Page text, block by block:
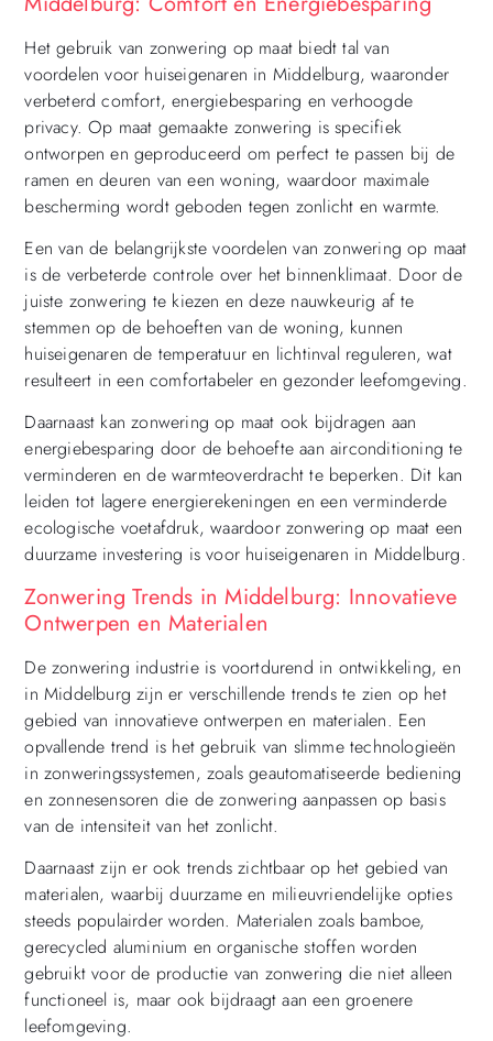
Het gebruik van zonwering op maat biedt tal van
voordelen voor huiseigenaren in Middelburg, waaronder
verbeterd comfort, energiebesparing en verhoogde
privacy. Op maat gemaakte zonwering is specifiek
ontworpen en geproduceerd om perfect te passen bij de
ramen en deuren van een woning, waardoor maximale
bescherming wordt geboden tegen zonlicht en warmte.
Een van de belangrijkste voordelen van zonwering op maat
is de verbeterde controle over het binnenklimaat. Door de
juiste zonwering te kiezen en deze nauwkeurig af te
stemmen op de behoeften van de woning, kunnen
huiseigenaren de temperatuur en lichtinval reguleren, wat
resulteert in een comfortabeler en gezonder leefomgeving.
Daarnaast kan zonwering op maat ook bijdragen aan
energiebesparing door de behoefte aan airconditioning te
verminderen en de warmteoverdracht te beperken. Dit kan
leiden tot lagere energierekeningen en een verminderde
ecologische voetafdruk, waardoor zonwering op maat een
duurzame investering is voor huiseigenaren in Middelburg.
Zonwering Trends in Middelburg: Innovatieve
Ontwerpen en Materialen
De zonwering industrie is voortdurend in ontwikkeling, en
in Middelburg zijn er verschillende trends te zien op het
gebied van innovatieve ontwerpen en materialen. Een
opvallende trend is het gebruik van slimme technologieën
in zonweringssystemen, zoals geautomatiseerde bediening
en zonnesensoren die de zonwering aanpassen op basis
van de intensiteit van het zonlicht.
Daarnaast zijn er ook trends zichtbaar op het gebied van
materialen, waarbij duurzame en milieuvriendelijke opties
steeds populairder worden. Materialen zoals bamboe,
gerecycled aluminium en organische stoffen worden
gebruikt voor de productie van zonwering die niet alleen
functioneel is, maar ook bijdraagt aan een groenere
leefomgeving.